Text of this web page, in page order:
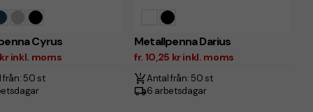
Cyrus
inkl. moms
från: 50 st
Metallpenna Darius
fr. 10,25 kr inkl. moms
Antal från: 50 st
6 arbetsdagar